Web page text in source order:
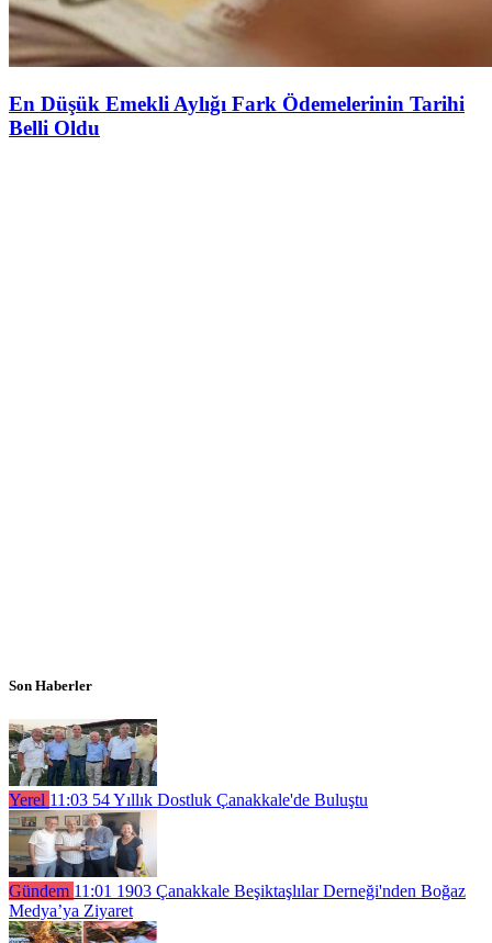
En Düşük Emekli Aylığı Fark Ödemelerinin Tarihi
Belli Oldu
Son Haberler
Yerel 11:03 54 Yıllık Dostluk Çanakkale'de Buluştu
Gündem 11:01 1903 Çanakkale Beşiktaşlılar Derneği'nden Boğaz
Medya’ya Ziyaret